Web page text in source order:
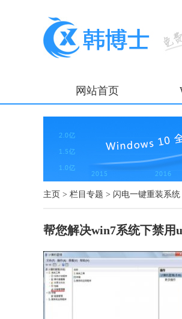
网站首页
主页 > 栏目专题 > 闪电一键重装系统
帮您解决win7系统下禁用